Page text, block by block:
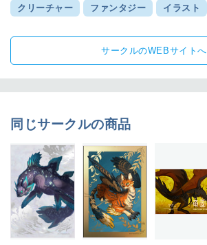
クリーチャー ファンタジー イラスト
サークルのWEBサイトへ
同じサークルの商品